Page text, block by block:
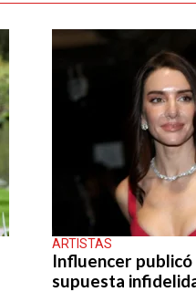
ARTISTAS
Influencer
supuesta